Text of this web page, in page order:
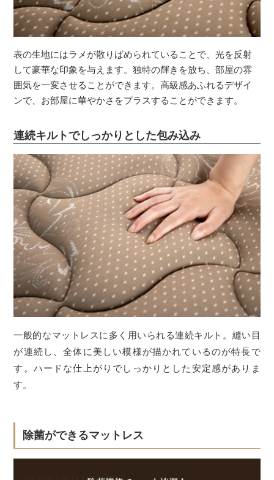
表の生地にはラメが散りばめられていることで、光を反射
して豪華な印象を与えます。独特の輝きを放ち、部屋の雰
囲気を一変させることができます。高級感あふれるデザイ
ンで、お部屋に華やかさをプラスすることができます。
連続キルトでしっかりとした包み込み
一般的なマットレスに多く用いられる連続キルト。縫い目
が連続し、全体に美しい模様が描かれているのが特長で
す。ハードな仕上がりでしっかりとした安定感がありま
す。
除菌ができるマットレス